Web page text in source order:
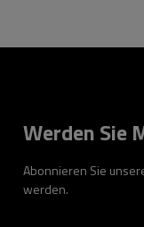
Werden Sie
Abonnieren Sie
werden.